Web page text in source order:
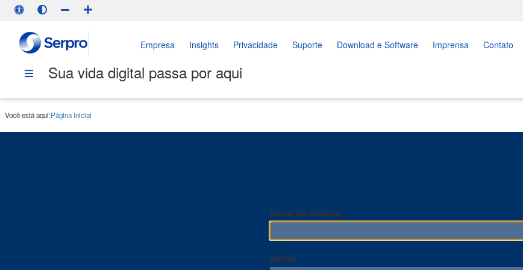
Empresa Insights Privacidade Suporte Download e Software Imprensa Contato
Sua vida digital passa por aqui
Você está aqui:Página Inicial
Nome do Usuário
Senha